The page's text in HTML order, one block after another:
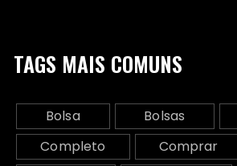
TAGS MAIS COMUNS
Bolsa Bolsas
Completo
Comprar